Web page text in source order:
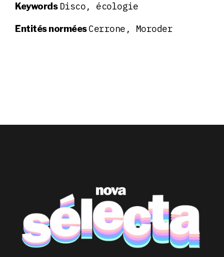
Keywords Disco, écologie
Entités norméesCerrone, Moroder